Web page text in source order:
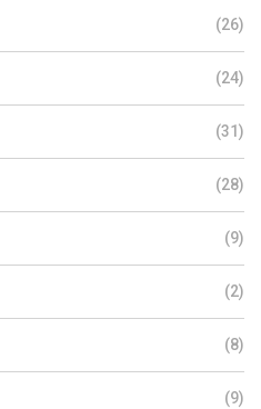
(26)
(24)
(31)
(28)
(9)
(2)
(8)
(9)